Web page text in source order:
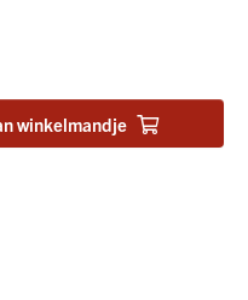
winkelmandje